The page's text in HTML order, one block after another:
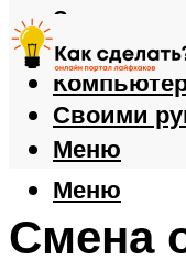
Здоровье
Игры и
Своими
Меню
Меню
Смена